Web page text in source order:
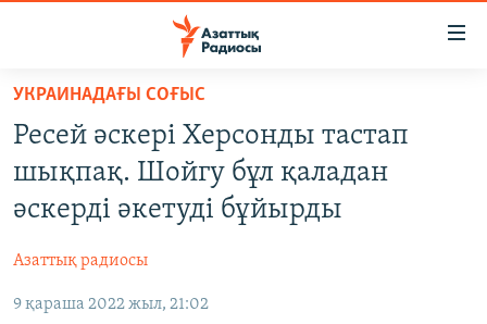
Skip
main
content
to
main
Navigation
Skip
AZATTYQTV
АДАМ ҚҰҚЫҚТАРЫ
ӘЛЕУМЕТ
УКРАИНАДАҒЫ СОҒЫС
Ресей әскері Херсонды тастап
шықпақ. Шойгу бұл қаладан
әскерді әкетуді бұйырды
Азаттық радиосы
9 қараша 2022 жыл, 21:02